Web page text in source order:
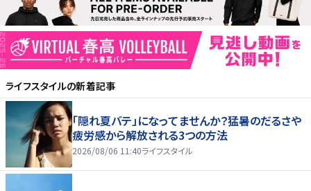
ライフスタイルの新着記事
「隠れ夏バテ」になってませんか？猛暑のだるさや
疲労感から解放される3つの方法
2026/08/06 11:40ライフスタイル